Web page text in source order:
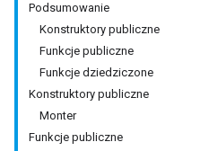
Podsumowanie
Konstruktory publiczne
Funkcje publiczne
Funkcje dziedziczone
Konstruktory publiczne
Monter
Funkcje publiczne